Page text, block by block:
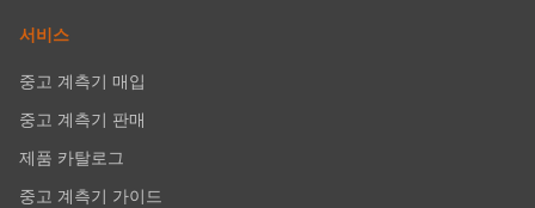
서비스
중고 계측기 매입
중고 계측기 판매
제품 카탈로그
중고 계측기 가이드